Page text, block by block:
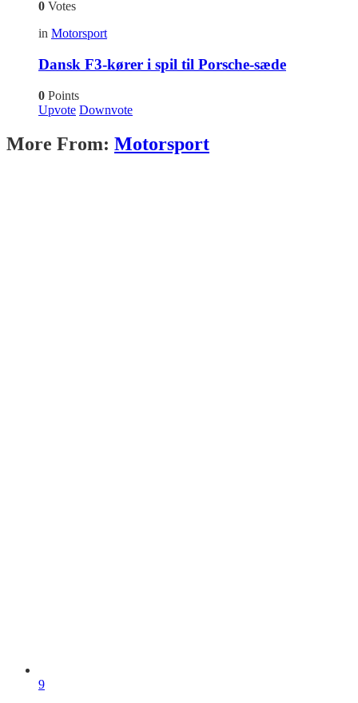
0 Votes
in Motorsport
Dansk F3-kører i spil til Porsche-sæde
0 Points
Upvote Downvote
More From: Motorsport
9